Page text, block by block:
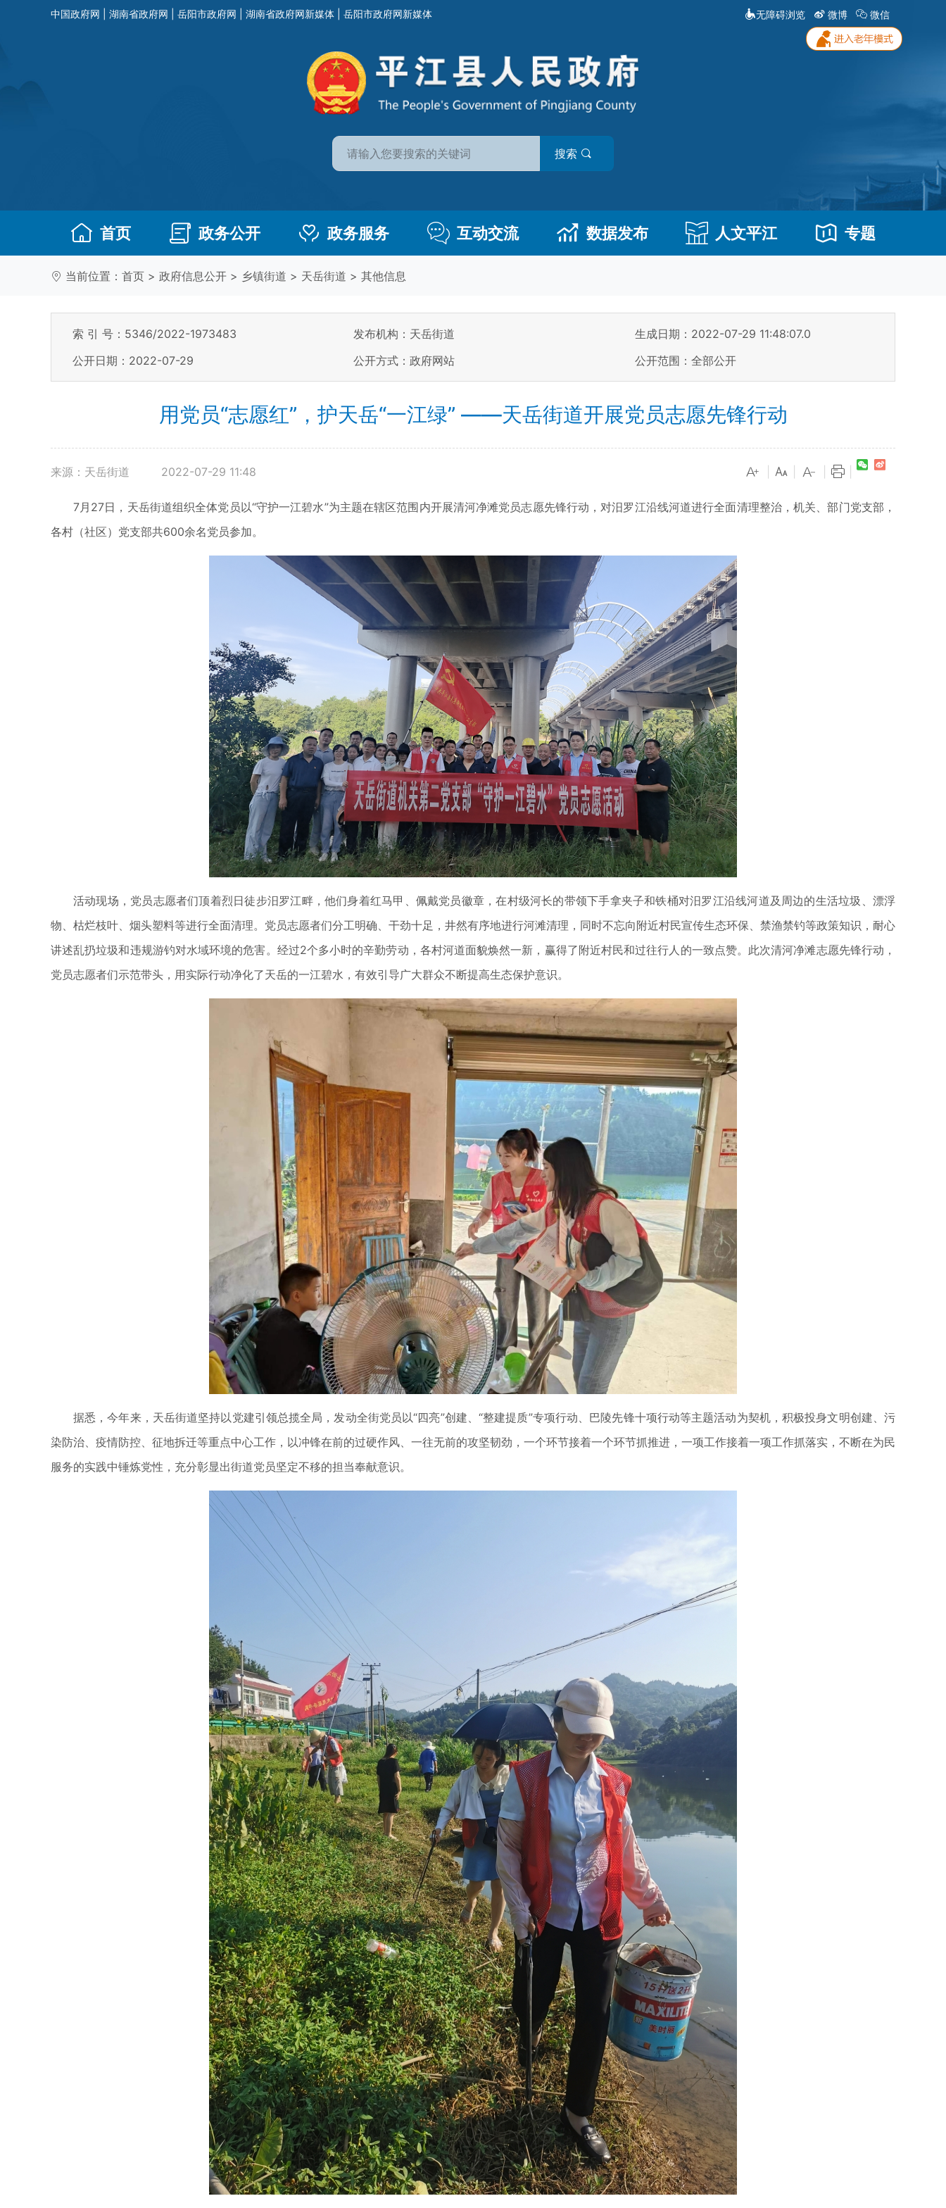
中国政府网 湖南省政府网 岳阳市政府网 湖南省政府网新媒体 岳阳市政府网新媒体 无障碍浏览 微博 微信
搜索
首页 政务公开 政务服务 互动交流 数据发布 人文平江 专题
当前位置： 首页 > 政府信息公开 > 乡镇街道 > 天岳街道 > 其他信息
索 引 号：5346/2022-1973483 发布机构：天岳街道
生成日期：2022-07-29 11:48:07.0
公开日期：2022-07-29
公开方式：政府网站 公开范围：全部公开
用党员“志愿红”，护天岳“一江绿” ——天岳街道开展党员志愿先锋行动
来源：天岳街道 2022-07-29 11:48
7月27日，天岳街道组织全体党员以“守护一江碧水”为主题在辖区范围内开展清河净滩党员志愿先锋行动，对汨罗江沿线河道进行全面清理整治，机关、部门党支部，
各村（社区）党支部共600余名党员参加。
活动现场，党员志愿者们顶着烈日徒步汨罗江畔，他们身着红马甲、佩戴党员徽章，在村级河长的带领下手拿夹子和铁桶对汨罗江沿线河道及周边的生活垃圾、漂浮
物、枯烂枝叶、烟头塑料等进行全面清理。党员志愿者们分工明确、干劲十足，井然有序地进行河滩清理，同时不忘向附近村民宣传生态环保、禁渔禁钓等政策知识，耐心
讲述乱扔垃圾和违规游钓对水域环境的危害。经过2个多小时的辛勤劳动，各村河道面貌焕然一新，赢得了附近村民和过往行人的一致点赞。此次清河净滩志愿先锋行动，
党员志愿者们示范带头，用实际行动净化了天岳的一江碧水，有效引导广大群众不断提高生态保护意识。
据悉，今年来，天岳街道坚持以党建引领总揽全局，发动全街党员以“四亮”创建、“整建提质”专项行动、巴陵先锋十项行动等主题活动为契机，积极投身文明创建、污
染防治、疫情防控、征地拆迁等重点中心工作，以冲锋在前的过硬作风、一往无前的攻坚韧劲，一个环节接着一个环节抓推进，一项工作接着一项工作抓落实，不断在为民
服务的实践中锤炼党性，充分彰显出街道党员坚定不移的担当奉献意识。